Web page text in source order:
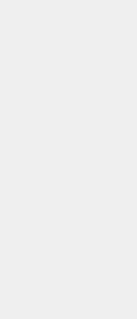
ヽ l
.)
／＝
.
.l ｉ l l
l .l
ヽ
ヾ､_
l ￣